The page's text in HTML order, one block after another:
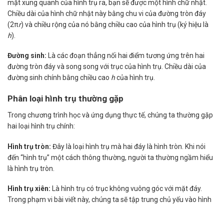
mặt xung quanh của hình trụ ra, bạn sẽ được một hình chữ nhật.
Chiều dài của hình chữ nhật này bằng chu vi của đường tròn đáy
(2πr) và chiều rộng của nó bằng chiều cao của hình trụ (ký hiệu là
h).
Đường sinh: Là các đoạn thẳng nối hai điểm tương ứng trên hai
đường tròn đáy và song song với trục của hình trụ. Chiều dài của
đường sinh chính bằng chiều cao hcủa hình trụ.
Phân loại hình trụ thường gặp
Trong chương trình học và ứng dụng thực tế, chúng ta thường gặp
hai loại hình trụ chính:
Hình trụ tròn: Đây là loại hình trụ mà hai đáy là hình tròn. Khi nói
đến “hình trụ” một cách thông thường, người ta thường ngầm hiểu
là hình trụ tròn.
Hình trụ xiên: Là hình trụ có trục không vuông góc với mặt đáy.
Trong phạm vi bài viết này, chúng ta sẽ tập trung chủ yếu vào hình